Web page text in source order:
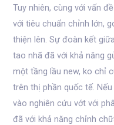
Tuy nhiên, cùng với vấn
với tiêu chuẩn chỉnh lớn,
thiện lên. Sự đoàn kết
tao nhã đã với khả năng
một tầng lầu new, ko chỉ
trên thị phần quốc tế.
vào nghiên cứu vớt với
đã với khả năng chỉnh